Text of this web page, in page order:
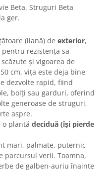
Beta, Struguri Beta
ger.
(liană) de exterior,
rezistența sa
și vigoarea de
cm, vița este deja bine
dezvolte rapid, fiind
bolți sau garduri, oferind
generoase de struguri,
aspre.
o plantă deciduă (își pierde
mari, palmate, puternic
parcursul verii. Toamna,
de galben-auriu înainte